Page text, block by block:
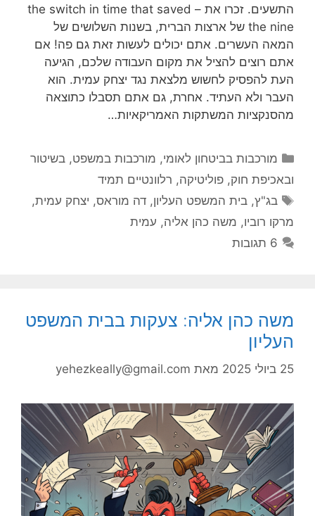
התשעים. זכרו את – the switch in time that saved
the nine של ארצות הברית, בשנות השלושים של
המאה העשרים. אתם יכולים לעשות זאת גם פה! אם
אתם רוצים להציל את מקום העבודה שלכם, הגיעה
העת להפסיק לחשוש מלצאת נגד יצחק עמית. הוא
העבר ולא העתיד. אחרת, גם אתם תסבלו כתוצאה
מהסנקציות המשתקות האמריקאיות…
קטגוריות
מורכבות בביטחון לאומי, מורכבות במשפט, בשיטור
ובאכיפת חוק, פוליטיקה, רלוונטיים תמיד
תגיות
בג"ץ,בית המשפט העליון,דה מוראס, יצחק עמית,
מרקו רוביו, משה כהן אליה, עמית
6 תגובות
משה כהן אליה: צעקות בבית המשפט
העליון
25 ביולי 2025 מאת yehezkeally@gmail.com